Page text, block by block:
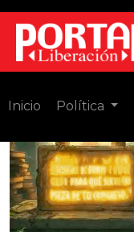
Inicio Política